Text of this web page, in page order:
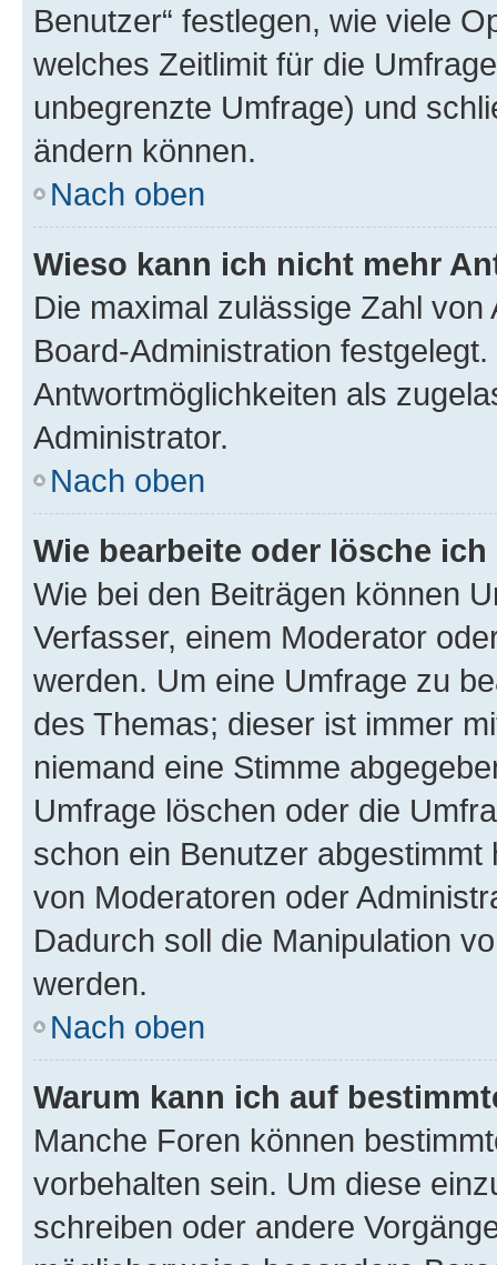
Benutzer“ festlegen, wie viele
welches Zeitlimit für die
unbegrenzte Umfrage) und
ändern können.
Nach oben
Wieso kann ich nicht mehr
Die maximal zulässige Zahl
Board-Administration
Antwortmöglichkeiten als
Administrator.
Nach oben
Wie bearbeite oder lösche
Wie bei den Beiträgen können
Verfasser, einem Moderator
werden. Um eine Umfrage zu
des Themas; dieser ist immer
niemand eine Stimme
Umfrage löschen oder die
schon ein Benutzer
von Moderatoren oder
Dadurch soll die Manipulation
werden.
Nach oben
Warum kann ich auf
Manche Foren können
vorbehalten sein. Um diese
schreiben oder andere